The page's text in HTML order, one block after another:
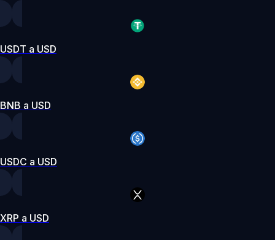
USDT a USD
BNB a USD
USDC a USD
XRP a USD